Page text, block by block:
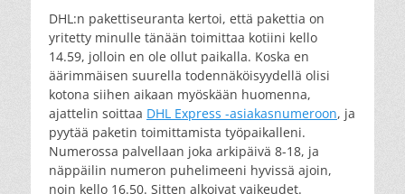
DHL:n pakettiseuranta kertoi, että pakettia on
yritetty minulle tänään toimittaa kotiini kello
14.59, jolloin en ole ollut paikalla. Koska en
äärimmäisen suurella todennäköisyydellä olisi
kotona siihen aikaan myöskään huomenna,
ajattelin soittaa DHL Express -asiakasnumeroon, ja
pyytää paketin toimittamista työpaikalleni.
Numerossa palvellaan joka arkipäivä 8-18, ja
näppäilin numeron puhelimeeni hyvissä ajoin,
noin kello 16.50. Sitten alkoivat vaikeudet.